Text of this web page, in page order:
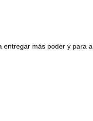
más poder y para